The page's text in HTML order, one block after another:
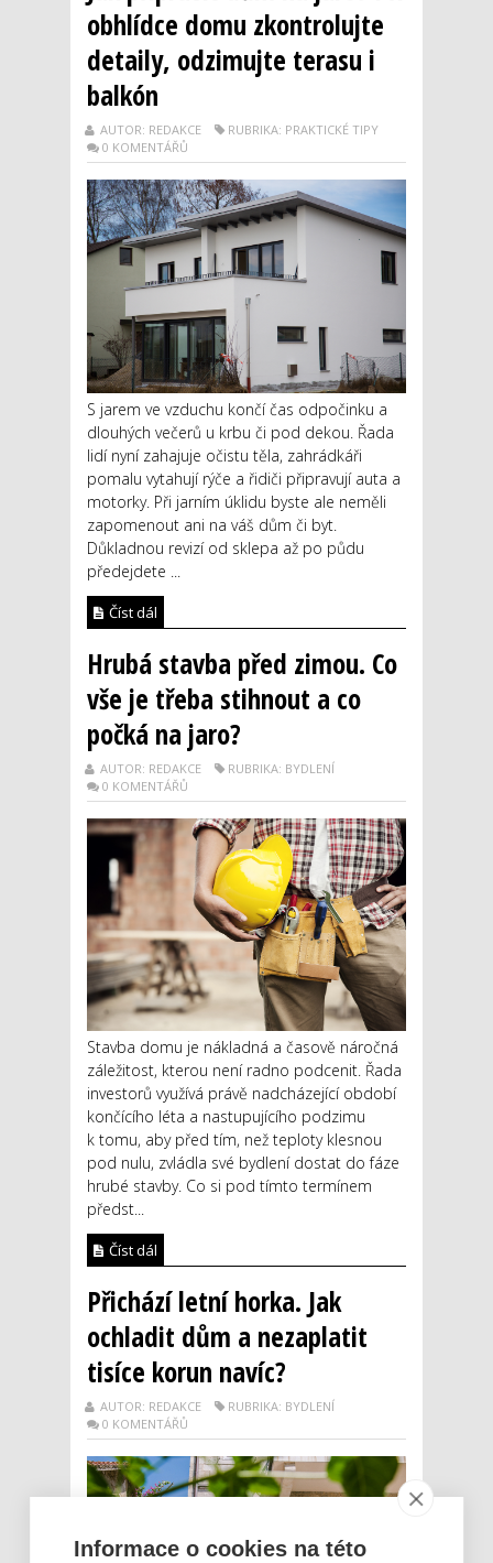
obhlídce domu zkontrolujte
detaily, odzimujte terasu i
balkón
AUTOR: REDAKCE
RUBRIKA: PRAKTICKÉ TIPY
0 KOMENTÁŘŮ
S jarem ve vzduchu končí čas odpočinku a
dlouhých večerů u krbu či pod dekou. Řada
lidí nyní zahajuje očistu těla, zahrádkáři
pomalu vytahují rýče a řidiči připravují auta a
motorky. Při jarním úklidu byste ale neměli
zapomenout ani na váš dům či byt.
Důkladnou revizí od sklepa až po půdu
předejdete ...
Číst dál
Hrubá stavba před zimou. Co
vše je třeba stihnout a co
počká na jaro?
AUTOR: REDAKCE
RUBRIKA: BYDLENÍ
0 KOMENTÁŘŮ
Stavba domu je nákladná a časově náročná
záležitost, kterou není radno podcenit. Řada
investorů využívá právě nadcházející období
končícího léta a nastupujícího podzimu
k tomu, aby před tím, než teploty klesnou
pod nulu, zvládla své bydlení dostat do fáze
hrubé stavby. Co si pod tímto termínem
předst...
Číst dál
Přichází letní horka. Jak
ochladit dům a nezaplatit
tisíce korun navíc?
AUTOR: REDAKCE
RUBRIKA: BYDLENÍ
0 KOMENTÁŘŮ
Informace o cookies na této